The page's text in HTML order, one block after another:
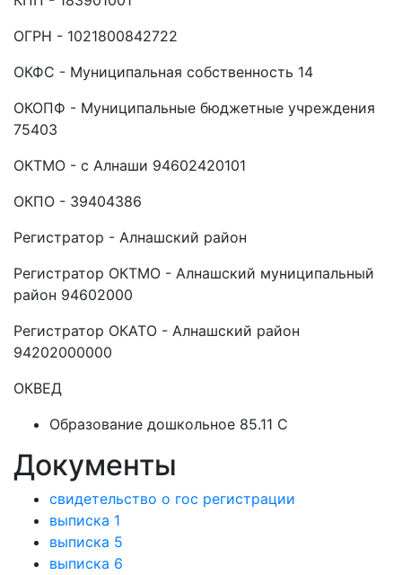
ОГРН - 1021800842722
ОКФС - Муниципальная собственность 14
ОКОПФ - Муниципальные бюджетные учреждения
75403
ОКТМО - с Алнаши 94602420101
ОКПО - 39404386
Регистратор - Алнашский район
Регистратор ОКТМО - Алнашский муниципальный
район 94602000
Регистратор ОКАТО - Алнашский район
94202000000
ОКВЕД
Образование дошкольное 85.11 C
Документы
свидетельство о гос регистрации
выписка 1
выписка 5
выписка 6